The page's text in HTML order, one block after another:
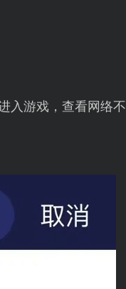
入游戏，查看网络不